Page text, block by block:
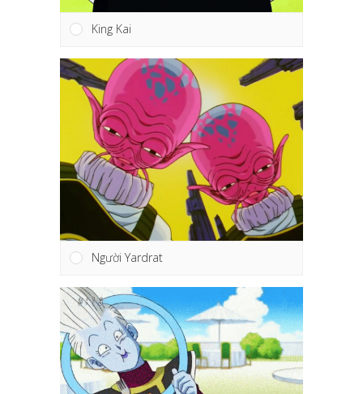
King Kai
Người Yardrat